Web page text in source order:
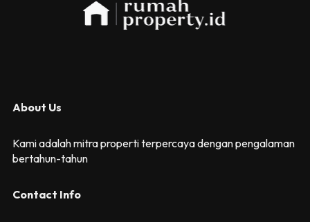
About Us
Kami adalah mitra properti terpercaya dengan pengalaman
bertahun-tahun
Contact Info